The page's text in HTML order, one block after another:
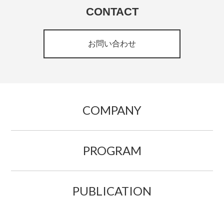
CONTACT
お問い合わせ
COMPANY
PROGRAM
PUBLICATION